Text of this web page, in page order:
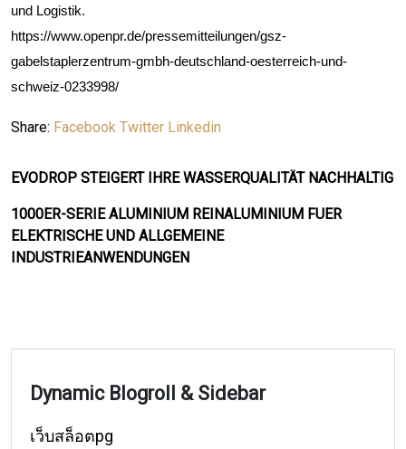
und Logistik.
https://www.openpr.de/pressemitteilungen/gsz-
gabelstaplerzentrum-gmbh-deutschland-oesterreich-und-
schweiz-0233998/
Share: Facebook Twitter Linkedin
EVODROP STEIGERT IHRE WASSERQUALITÄT NACHHALTIG
1000ER-SERIE ALUMINIUM REINALUMINIUM FUER
ELEKTRISCHE UND ALLGEMEINE
INDUSTRIEANWENDUNGEN
Dynamic Blogroll & Sidebar
เว็บสล็อตpg